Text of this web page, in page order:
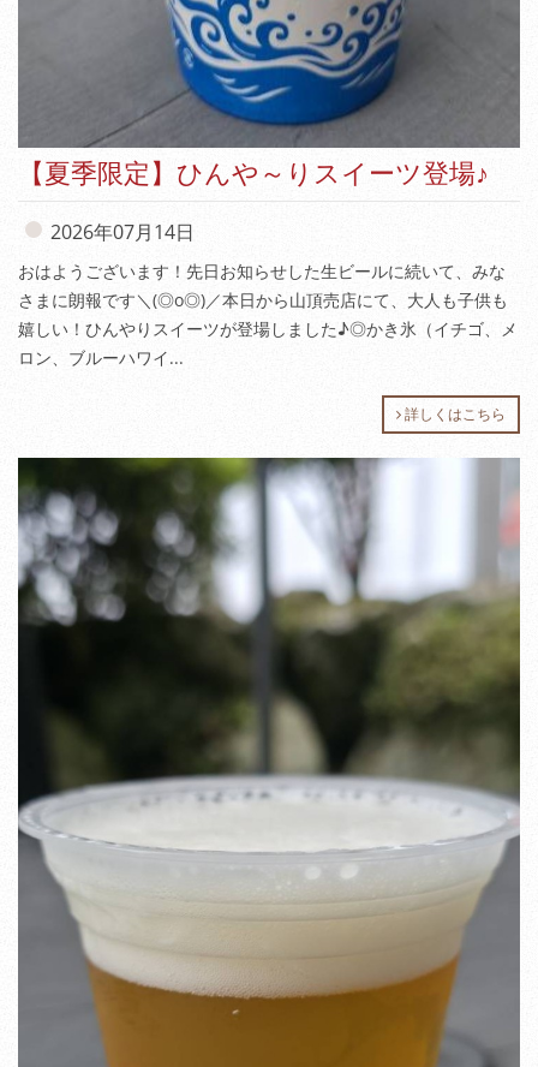
【夏季限定】ひんや～りスイーツ登場♪
2026年07月14日
おはようございます！先日お知らせした生ビールに続いて、みな
さまに朗報です＼(◎o◎)／本日から山頂売店にて、大人も子供も
嬉しい！ひんやりスイーツが登場しました♪◎かき氷（イチゴ、メ
ロン、ブルーハワイ...
詳しくはこちら